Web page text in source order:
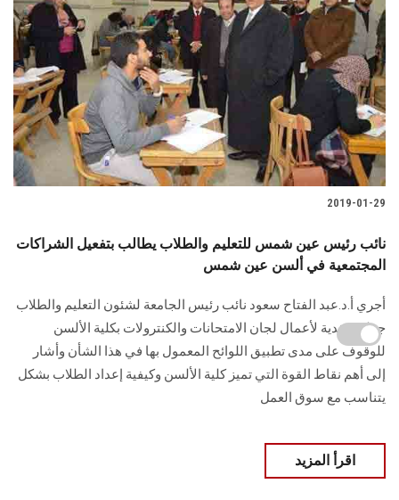
2019-01-29
نائب رئيس عين شمس للتعليم والطلاب يطالب بتفعيل الشراكات
المجتمعية في ألسن عين شمس
أجري أ.د.عبد الفتاح سعود نائب رئيس الجامعة لشئون التعليم والطلاب
جولة تفقدية لأعمال لجان الامتحانات والكنترولات بكلية الألسن
للوقوف على مدى تطبيق اللوائح المعمول بها في هذا الشأن وأشار
إلى أهم نقاط القوة التي تميز كلية الألسن وكيفية إعداد الطلاب بشكل
يتناسب مع سوق العمل
اقرأ المزيد